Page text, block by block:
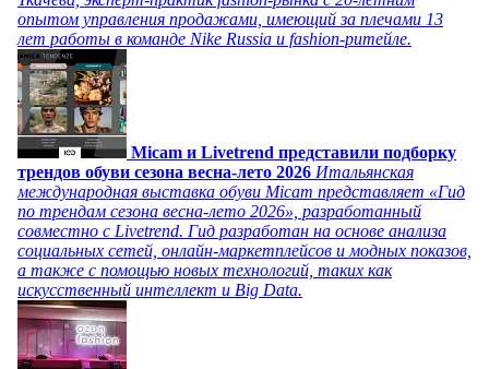
опытом управления продажами, имеющий за плечами 13
лет работы в команде Nike Russia и fashion-ритейле.
Micam и Livetrend представили подборку
трендов обуви сезона весна-лето 2026 Итальянская
международная выставка обуви Micam представляет «Гид
по трендам сезона весна-лето 2026», разработанный
совместно с Livetrend. Гид разработан на основе анализа
социальных сетей, онлайн-маркетплейсов и модных показов,
а также с помощью новых технологий, таких как
искусственный интеллект и Big Data.